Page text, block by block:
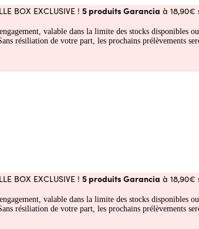
BOX EXCLUSIVE ! 5 produits Garancia à 18,90€
valable dans la limite des stocks disponibles
résiliation de votre part, les prochains prélèvements
BOX EXCLUSIVE ! 5 produits Garancia à 18,90€
valable dans la limite des stocks disponibles
résiliation de votre part, les prochains prélèvements